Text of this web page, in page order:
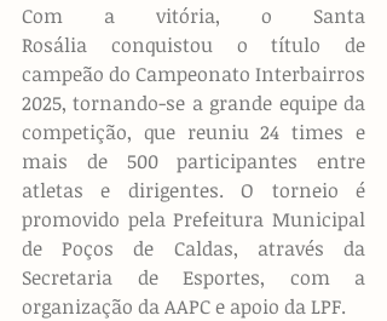
Com a vitória, o Santa
Rosália conquistou o título de
campeão do Campeonato Interbairros
2025, tornando-se a grande equipe da
competição, que reuniu 24 times e
mais de 500 participantes entre
atletas e dirigentes. O torneio é
promovido pela Prefeitura Municipal
de Poços de Caldas, através da
Secretaria de Esportes, com a
organização da AAPC e apoio da LPF.